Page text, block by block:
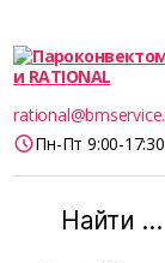
RATIONAL
Пн-Пт 9:00-17:30
Поиск: